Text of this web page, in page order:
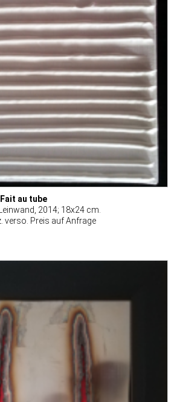
au tube
2014; 18x24 cm.
verso. Preis auf Anfrage